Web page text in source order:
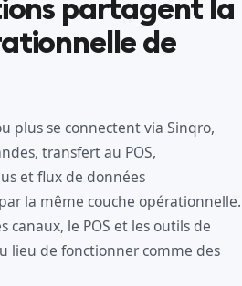
de
plus se connectent via Sinqro,
transfert au POS,
et flux de données
la même couche opérationnelle.
canaux, le POS et les outils de
lieu de fonctionner comme des